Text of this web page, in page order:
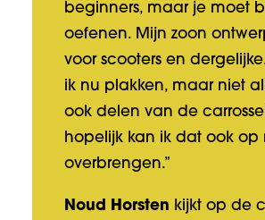
beginners, maar je moet
oefenen. Mijn zoon
voor scooters en
ik nu plakken, maar niet
ook delen van de
hopelijk kan ik dat ook op
overbrengen.”
Noud Horsten kijkt op de